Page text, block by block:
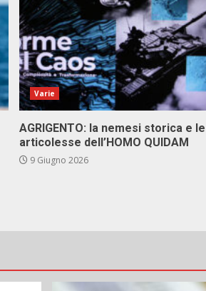
Varie
AGRIGENTO: la nemesi storica e le
articolesse dell’HOMO QUIDAM
9 Giugno 2026